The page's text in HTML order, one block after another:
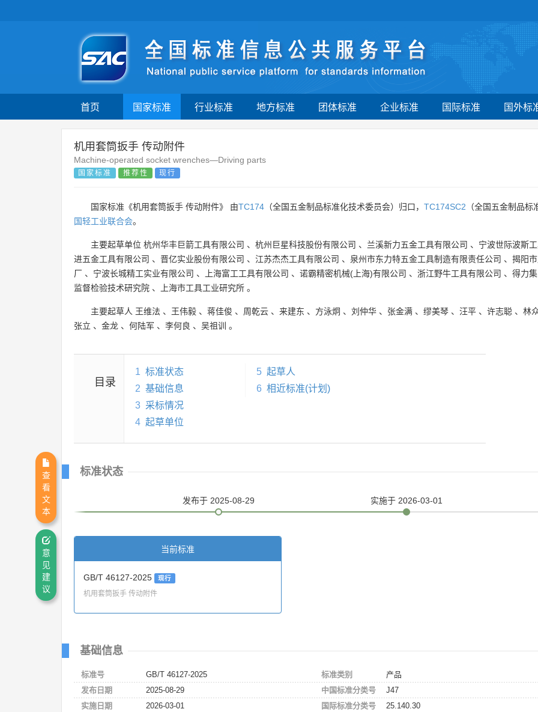
首页 国家标准 行业标准 地方标准 团体标准 企业标准 国际标准 国外标
机用套筒扳手 传动附件
Machine-operated socket wrenches—Driving parts
国家标准 推荐性 现行
国家标准《机用套筒扳手 传动附件》 由TC174 （全国五金制品标准化技术委员会）归口， TC174SC2 （全国五金制品
国轻工业联合会。
主要起草单位 杭州华丰巨箭工具有限公司 、 杭州巨星科技股份有限公司 、 兰溪新力五金工具有限公司 、 宁波世际波斯
进五金工具有限公司 、 晋亿实业股份有限公司 、 江苏杰杰工具有限公司 、 泉州市东力特五金工具制造有限责任公司 、 揭阳
厂 、 宁波长城精工实业有限公司 、 上海富工工具有限公司 、 诺霸精密机械(上海)有限公司 、 浙江野牛工具有限公司 、 得力
监督检验技术研究院 、 上海市工具工业研究所 。
主要起草人 王维法 、 王伟毅 、 蒋佳俊 、 周乾云 、 来建东 、 方泳炯 、 刘仲华 、 张金满 、 缪美琴 、 汪平 、 许志聪 、 林
张立 、 金龙 、 何陆军 、 李何良 、 吴祖训 。
目录
1 标准状态
2 基础信息
3 采标情况
4 起草单位
5 起草人
6 相近标准(计划)
标准状态
发布于 2025-08-29 实施于 2026-03-01
当前标准
GB/T 46127-2025 现行
机用套筒扳手 传动附件
基础信息
标准号
GB/T 46127-2025
发布日期
2025-08-29
实施日期
2026-03-01
标准类别
产品
中国标准分类号
J47
国际标准分类号
25.140.30
查
看
文
本
意
见
建
议